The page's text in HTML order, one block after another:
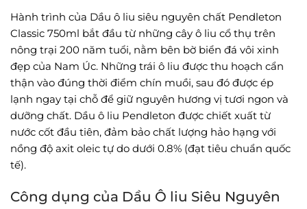
Hành trình của Dầu ô liu siêu nguyên chất Pendleton
Classic 750ml bắt đầu từ những cây ô liu cổ thụ trên
nông trại 200 năm tuổi, nằm bên bờ biển đá vôi xinh
đẹp của Nam Úc. Những trái ô liu được thu hoạch cẩn
thận vào đúng thời điểm chín muồi, sau đó được ép
lạnh ngay tại chỗ để giữ nguyên hương vị tươi ngon và
dưỡng chất. Dầu ô liu Pendleton được chiết xuất từ
nước cốt đầu tiên, đảm bảo chất lượng hảo hạng với
nồng độ axit oleic tự do dưới 0.8% (đạt tiêu chuẩn quốc
tế).
Công dụng của Dầu Ô liu Siêu Nguyên